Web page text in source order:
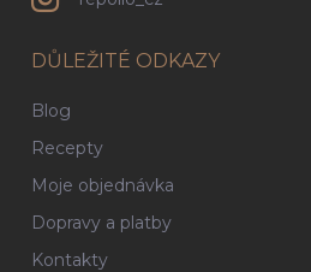
DŮLEŽITÉ ODKAZY
Blog
Recepty
Moje objednávka
Dopravy a platby
Kontakty